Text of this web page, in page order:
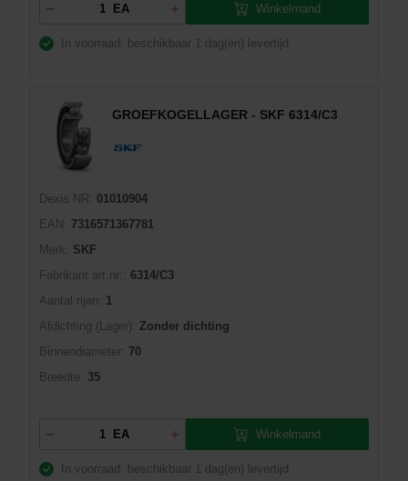
EA Winkelmand
In voorraad: beschikbaar 1 dag(en) levertijd
GROEFKOGELLAGER - SKF 6314/C3
Dexis NR:
01010904
EAN:
7316571367781
Merk:
SKF
Fabrikant art.nr::
6314/C3
Aantal rijen:
1
Afdichting (Lager): Zonder dichting
Binnendiameter: 70
Breedte:
35
EA Winkelmand
In voorraad: beschikbaar 1 dag(en) levertijd